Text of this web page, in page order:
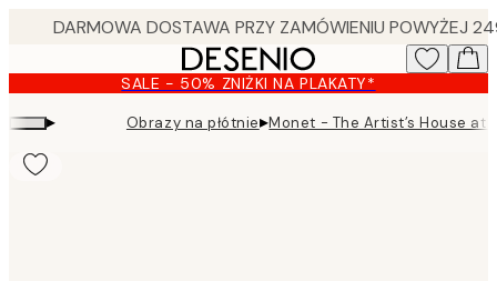
content.
SALE - 50% ZNIŻKI NA PLAKATY*
▸ Obrazy na płótnie▸Monet - The Artist’s House at